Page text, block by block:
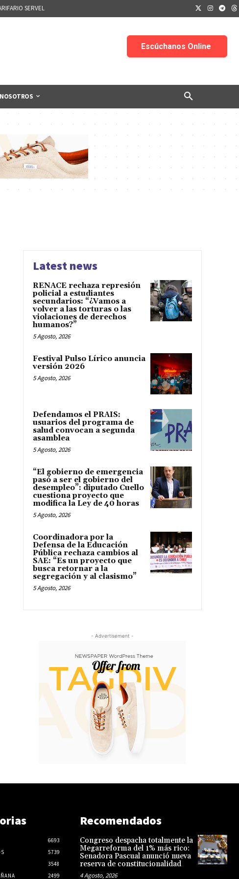
SERVEL
NOSOTROS
Latest news
RENACE rechaza represión
policial a estudiantes
secundarios: “¿Vamos a
volver a las torturas o las
violaciones de derechos
humanos?”
5 Agosto, 2026
Festival Pulso Lírico anuncia
versión 2026
5 Agosto, 2026
Defendamos el PRAIS:
usuarios del programa de
salud convocan a segunda
asamblea
5 Agosto, 2026
“El gobierno de emergencia
pasó a ser el gobierno del
desempleo”: diputado Cuello
cuestiona proyecto que
modifica la Ley de 40 horas
5 Agosto, 2026
Coordinadora por la
Defensa de la Educación
Pública rechaza cambios al
SAE: “Es un proyecto que
busca retornar a la
segregación y al clasismo”
5 Agosto, 2026
- Advertisement -
6693
5739
3548
2499
Recomendados
Congreso despacha totalmente la
Megarreforma del 1% más rico:
Senadora Pascual anunció nueva
reserva de constitucionalidad
4 Agosto, 2026